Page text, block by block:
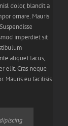
dolor, blandit a
ornare. Mauris
imperdiet sit
aliquet lacus,
elit. Cras neque
Mauris eu facilisis